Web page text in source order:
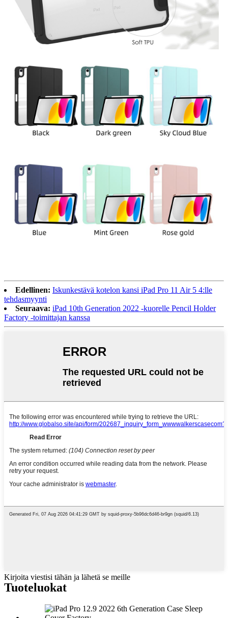
Edellinen: Iskunkestävä kotelon kansi iPad Pro 11 Air 5 4:lle
tehdasmyynti
Seuraava: iPad 10th Generation 2022 -kuorelle Pencil Holder
Factory -toimittajan kanssa
Kirjoita viestisi tähän ja lähetä se meille
Tuoteluokat